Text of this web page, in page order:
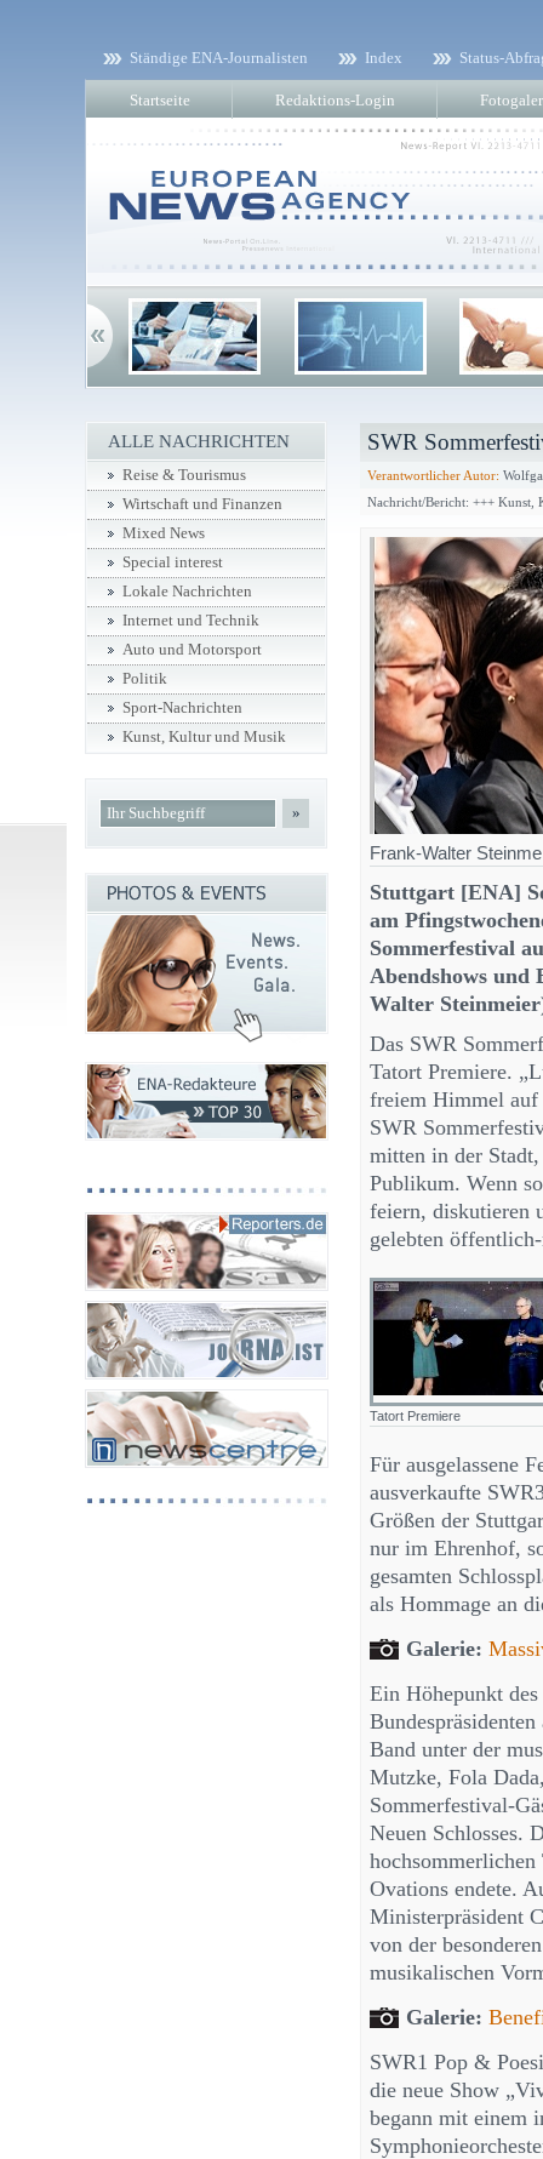
Ständige ENA-Journalisten Index Status-
Startseite Redaktions-Login
SWR
Verantwortlicher Autor:
Nachricht/Bericht: +++ Kunst,
Frank-Walter
Stuttgart [ENA]
am
Sommerfestival
Abendshows und
Walter
Das SWR
Tatort Premiere.
freiem Himmel auf
SWR
mitten in der
Publikum. Wenn
feiern, diskutieren
gelebten
Tatort Premiere
Für ausgelassene
ausverkaufte
Größen der
nur im Ehrenhof,
gesamten
als Hommage an
Galerie:
Ein Höhepunkt
Band unter der
Mutzke, Fola
Sommerfestival-
Neuen Schlosses.
Ovations endete.
Ministerpräsident
von der
musikalischen
Galerie:
SWR1 Pop &
die neue Show
begann mit einem
ALLE NACHRICHTEN
Reise & Tourismus
Wirtschaft und Finanzen
Mixed News
Special interest
Lokale Nachrichten
Internet und Technik
Auto und Motorsport
Politik
Sport-Nachrichten
Kunst, Kultur und Musik
»